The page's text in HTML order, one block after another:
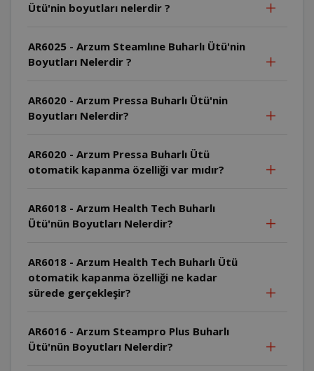
Ütü'nin boyutları nelerdir ?
AR6025 - Arzum Steamlıne Buharlı Ütü'nin
Boyutları Nelerdir ?
AR6020 - Arzum Pressa Buharlı Ütü'nin
Boyutları Nelerdir?
AR6020 - Arzum Pressa Buharlı Ütü
otomatik kapanma özelliği var mıdır?
AR6018 - Arzum Health Tech Buharlı
Ütü'nün Boyutları Nelerdir?
AR6018 - Arzum Health Tech Buharlı Ütü
otomatik kapanma özelliği ne kadar
sürede gerçekleşir?
AR6016 - Arzum Steampro Plus Buharlı
Ütü'nün Boyutları Nelerdir?